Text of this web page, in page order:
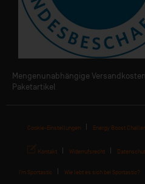
Mengenunabhängige
Paketartikel
Cookie-Einstellungen Energy Boost
Kontakt Widerrufsrecht
I'm Sportastic Wie lebt es sich bei Sportastic?